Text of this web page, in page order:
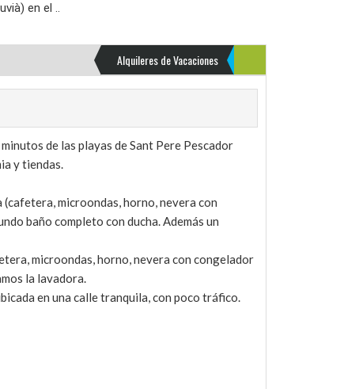
en el ..
Alquileres de Vacaciones
de las playas de Sant Pere Pescador
y tiendas.
microondas, horno, nevera con
baño completo con ducha. Además un
microondas, horno, nevera con congelador
la lavadora.
en una calle tranquila, con poco tráfico.